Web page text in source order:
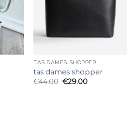
TAS DAMES SHOPPER
tas dames shopper
€44.00 €29.00